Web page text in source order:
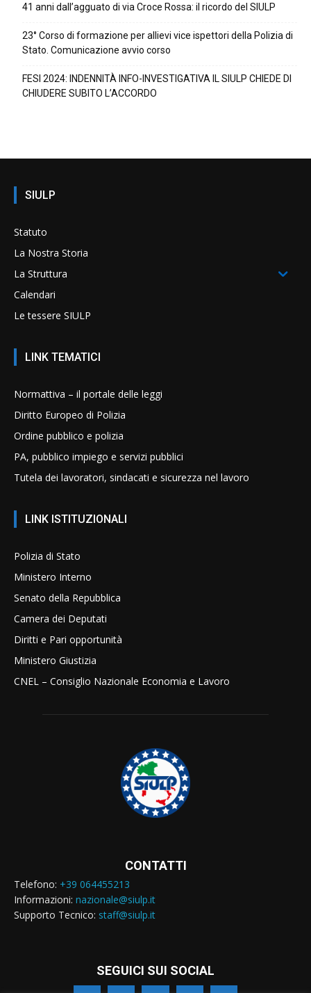
41 anni dall’agguato di via Croce Rossa: il ricordo del SIULP
23° Corso di formazione per allievi vice ispettori della Polizia di
Stato. Comunicazione avvio corso
FESI 2024: INDENNITÀ INFO-INVESTIGATIVA IL SIULP CHIEDE DI
CHIUDERE SUBITO L’ACCORDO
SIULP
Statuto
La Nostra Storia
La Struttura
Calendari
Le tessere SIULP
LINK TEMATICI
Normattiva – il portale delle leggi
Diritto Europeo di Polizia
Ordine pubblico e polizia
PA, pubblico impiego e servizi pubblici
Tutela dei lavoratori, sindacati e sicurezza nel lavoro
LINK ISTITUZIONALI
Polizia di Stato
Ministero Interno
Senato della Repubblica
Camera dei Deputati
Diritti e Pari opportunità
Ministero Giustizia
CNEL – Consiglio Nazionale Economia e Lavoro
CONTATTI
Telefono: +39 064455213
Informazioni: nazionale@siulp.it
Supporto Tecnico: staff@siulp.it
SEGUICI SUI SOCIAL